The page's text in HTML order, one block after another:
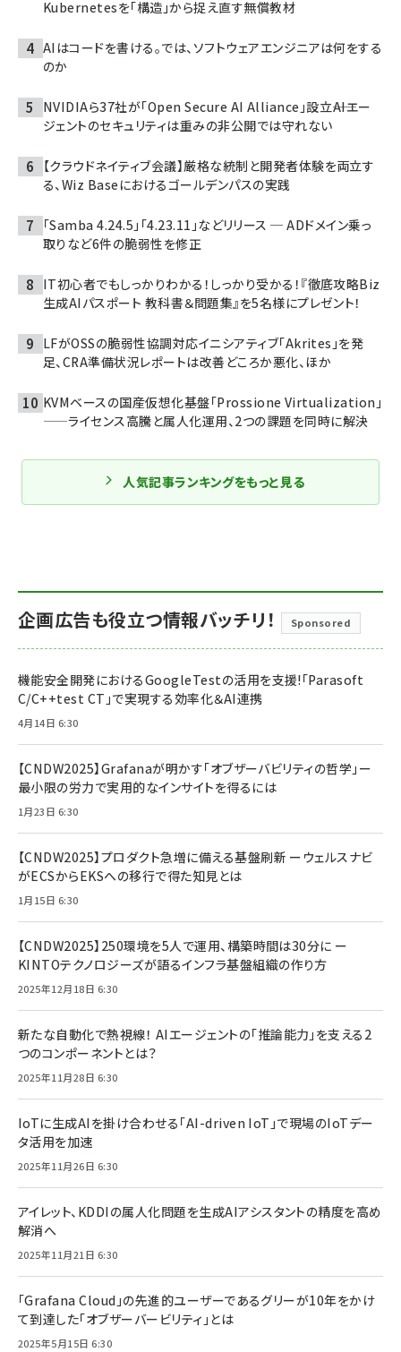
Kubernetesを「構造」から捉え直す無償教材
AIはコードを書ける。では、ソフトウェアエンジニアは何をする
のか
NVIDIAら37社が「Open Secure AI Alliance」設立――AIエー
ジェントのセキュリティは重みの非公開では守れない
【クラウドネイティブ会議】厳格な統制と開発者体験を両立す
る、Wiz Baseにおけるゴールデンパスの実践
「Samba 4.24.5」「4.23.11」などリリース ─ ADドメイン乗っ
取りなど6件の脆弱性を修正
IT初心者でもしっかりわかる！しっかり受かる！『徹底攻略Biz
生成AIパスポート 教科書＆問題集』を5名様にプレゼント！
LFがOSSの脆弱性協調対応イニシアティブ「Akrites」を発
足、CRA準備状況レポートは改善どころか悪化、ほか
KVMベースの国産仮想化基盤「Prossione Virtualization」
——ライセンス高騰と属人化運用、2つの課題を同時に解決
人気記事ランキングをもっと見る
企画広告も役立つ情報バッチリ！ Sponsored
機能安全開発におけるGoogleTestの活用を支援!「Parasoft
C/C++test CT」で実現する効率化＆AI連携
4月14日 6:30
【CNDW2025】Grafanaが明かす「オブザーバビリティの哲学」ー
最小限の労力で実用的なインサイトを得るには
1月23日 6:30
【CNDW2025】プロダクト急増に備える基盤刷新 ーウェルスナビ
がECSからEKSへの移行で得た知見とは
1月15日 6:30
【CNDW2025】250環境を5人で運用、構築時間は30分に ー
KINTOテクノロジーズが語るインフラ基盤組織の作り方
2025年12月18日 6:30
新たな自動化で熱視線！ AIエージェントの「推論能力」を支える2
つのコンポーネントとは？
2025年11月28日 6:30
IoTに生成AIを掛け合わせる「AI-driven IoT」で現場のIoTデー
タ活用を加速
2025年11月26日 6:30
アイレット、KDDIの属人化問題を生成AIアシスタントの精度を高め
解消へ
2025年11月21日 6:30
「Grafana Cloud」の先進的ユーザーであるグリーが10年をかけ
て到達した「オブザーバービリティ」とは
2025年5月15日 6:30